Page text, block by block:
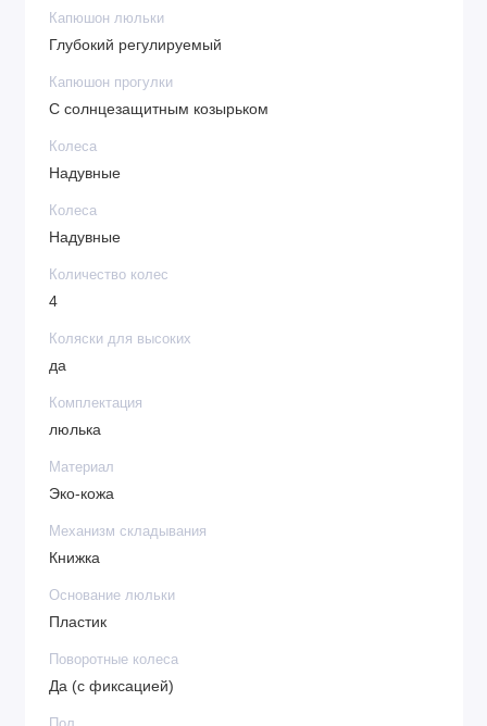
Капюшон люльки
Глубокий регулируемый
Капюшон прогулки
С солнцезащитным козырьком
Колеса
Надувные
Колеса
Надувные
Количество колес
4
Коляски для высоких
да
Комплектация
люлька
Материал
Эко-кожа
Механизм складывания
Книжка
Основание люльки
Пластик
Поворотные колеса
Да (с фиксацией)